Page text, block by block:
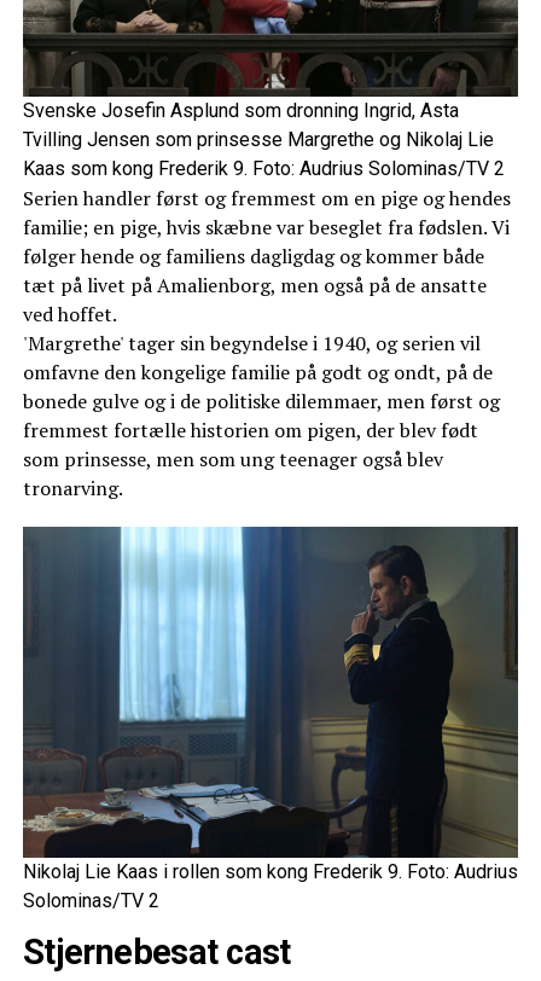
Svenske Josefin Asplund som dronning Ingrid, Asta
Tvilling Jensen som prinsesse Margrethe og Nikolaj Lie
Kaas som kong Frederik 9. Foto: Audrius Solominas/TV 2
Serien handler først og fremmest om en pige og hendes
familie; en pige, hvis skæbne var beseglet fra fødslen. Vi
følger hende og familiens dagligdag og kommer både
tæt på livet på Amalienborg, men også på de ansatte
ved hoffet.
'Margrethe' tager sin begyndelse i 1940, og serien vil
omfavne den kongelige familie på godt og ondt, på de
bonede gulve og i de politiske dilemmaer, men først og
fremmest fortælle historien om pigen, der blev født
som prinsesse, men som ung teenager også blev
tronarving.
Nikolaj Lie Kaas i rollen som kong Frederik 9. Foto: Audrius
Solominas/TV 2
Stjernebesat cast